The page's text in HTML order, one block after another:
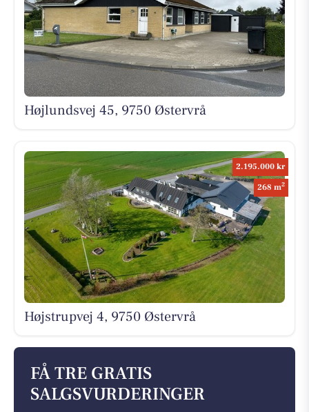
Højlundsvej 45, 9750 Østervrå
2.195.000 kr
268 m2
Højstrupvej 4, 9750 Østervrå
FÅ TRE GRATIS
SALGSVURDERINGER